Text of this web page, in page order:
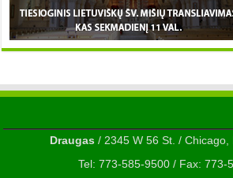
Draugas/ 2345 W 56 St. / Chicago,
Tel: 773-585-9500 / Fax: 773-